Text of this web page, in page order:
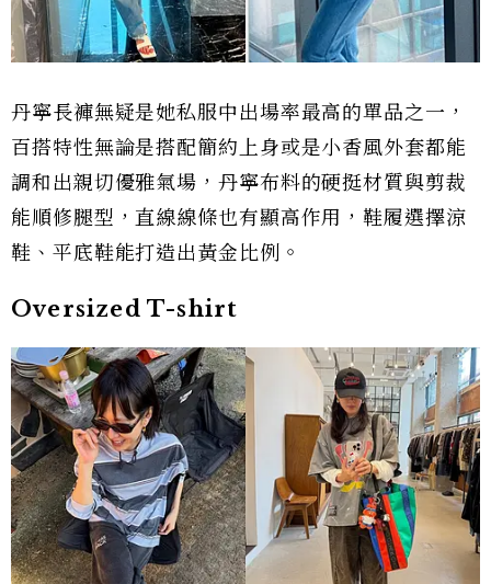
丹寧長褲無疑是她私服中出場率最高的單品之一，
百搭特性無論是搭配簡約上身或是小香風外套都能
調和出親切優雅氣場，丹寧布料的硬挺材質與剪裁
能順修腿型，直線線條也有顯高作用，鞋履選擇涼
鞋、平底鞋能打造出黃金比例。
Oversized T-shirt